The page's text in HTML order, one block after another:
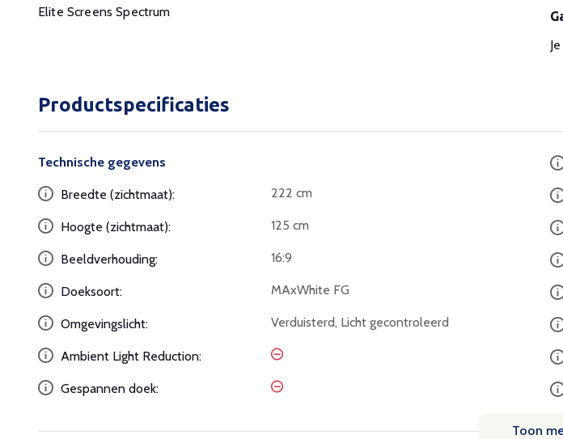
Elite Screens Spectrum
Productspecificaties
Technische gegevens
Breedte (zichtmaat): 222 cm
Hoogte (zichtmaat): 125 cm
Beeldverhouding: 16:9
Doeksoort: MAxWhite FG
Omgevingslicht: Verduisterd, Licht gecontroleerd
Ambient Light Reduction:
Gespannen doek:
Toon